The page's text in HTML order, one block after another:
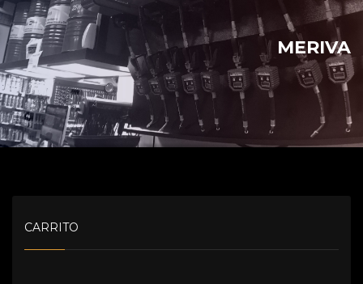
MERIVA
CARRITO